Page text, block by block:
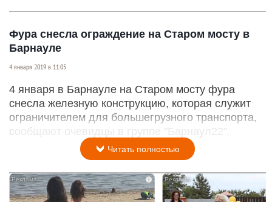
Фура снесла ограждение на Старом мосту в
Барнауле
4 января 2019 в 11:05
4 января в Барнауле на Старом мосту фура
снесла железную конструкцию, которая служит
ограничителем для большегрузного транспорта,
сообщают очевидцы в группе "Барнаул22".
Читать полностью
i